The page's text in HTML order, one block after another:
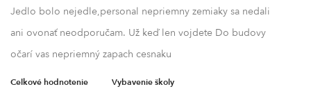
Jedlo bolo nejedle,personal nepriemny zemiaky sa nedali
ani ovonať neodporučam. Už keď len vojdete Do budovy
očarí vas nepriemný zapach cesnaku
Celkové hodnotenie Vybavenie školy